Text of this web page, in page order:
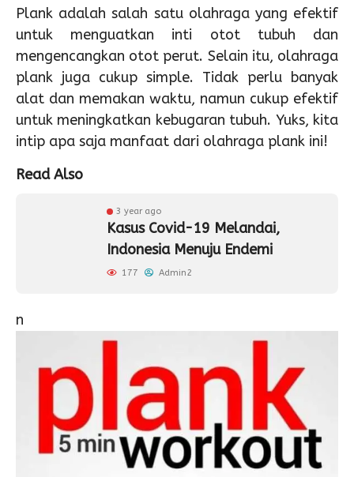
Plank adalah salah satu olahraga yang efektif
untuk menguatkan inti otot tubuh dan
mengencangkan otot perut. Selain itu, olahraga
plank juga cukup simple. Tidak perlu banyak
alat dan memakan waktu, namun cukup efektif
untuk meningkatkan kebugaran tubuh. Yuks, kita
intip apa saja manfaat dari olahraga plank ini!
Read Also
3 year ago
Kasus Covid-19 Melandai,
Indonesia Menuju Endemi
177 Admin2
n